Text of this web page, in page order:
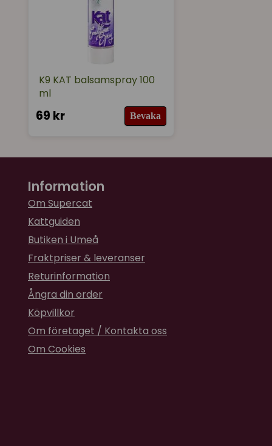
K9 KAT balsamspray 100
ml
69 kr Bevaka
Information
Om Supercat
Kattguiden
Butiken i Umeå
Fraktpriser & leveranser
Returinformation
Ångra din order
Köpvillkor
Om företaget / Kontakta oss
Om Cookies